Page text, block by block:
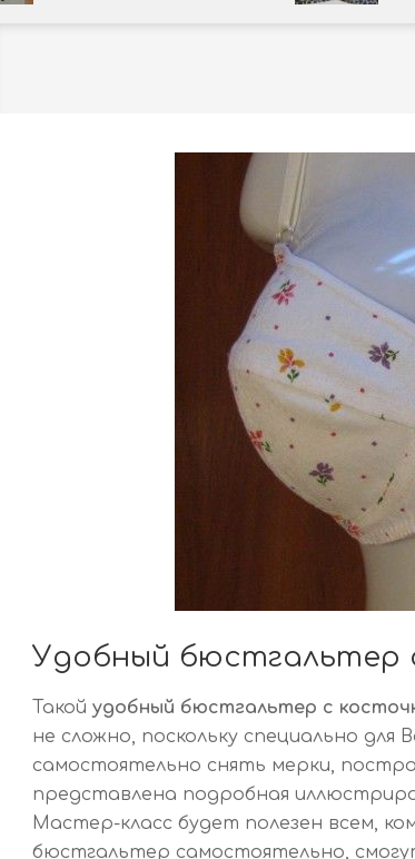
Удобный бюстгальтер
Такой удобный бюстгальтер с
не сложно, поскольку специально для
самостоятельно снять мерки,
представлена подробная
Мастер-класс будет полезен всем,
бюстгальтер самостоятельно,